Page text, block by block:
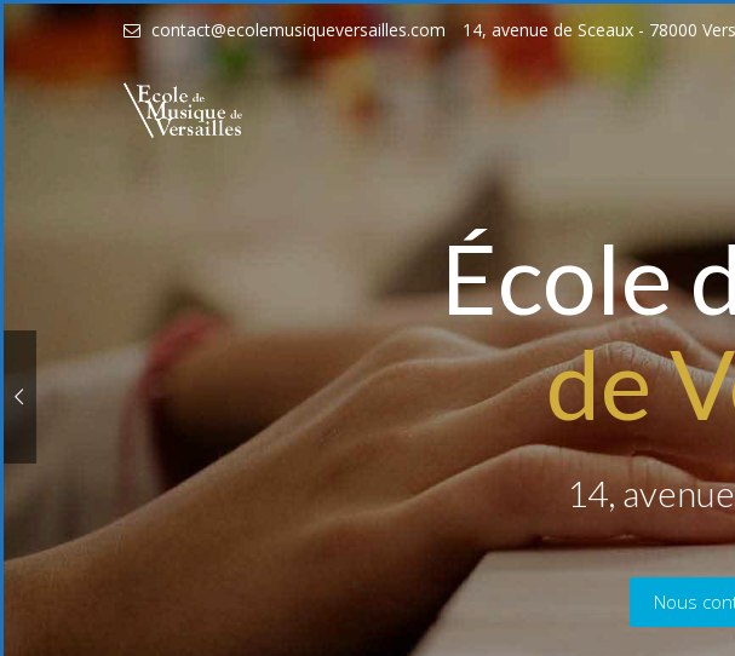
contact@ecolemusiqueversailles.com 14, avenue de Sceaux - 78000
École
de
14,
Nous